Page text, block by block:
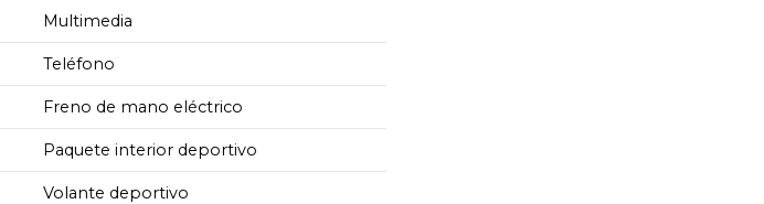
Multimedia
Teléfono
Freno de mano eléctrico
Paquete interior deportivo
Volante deportivo